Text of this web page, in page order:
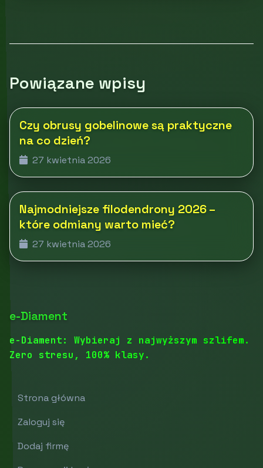
Powiązane wpisy
Czy obrusy gobelinowe są praktyczne
na co dzień?
27 kwietnia 2026
Najmodniejsze filodendrony 2026 –
które odmiany warto mieć?
27 kwietnia 2026
e-Diament
e-Diament: Wybieraj z najwyższym szlifem.
Zero stresu, 100% klasy.
Strona główna
Zaloguj się
Dodaj firmę